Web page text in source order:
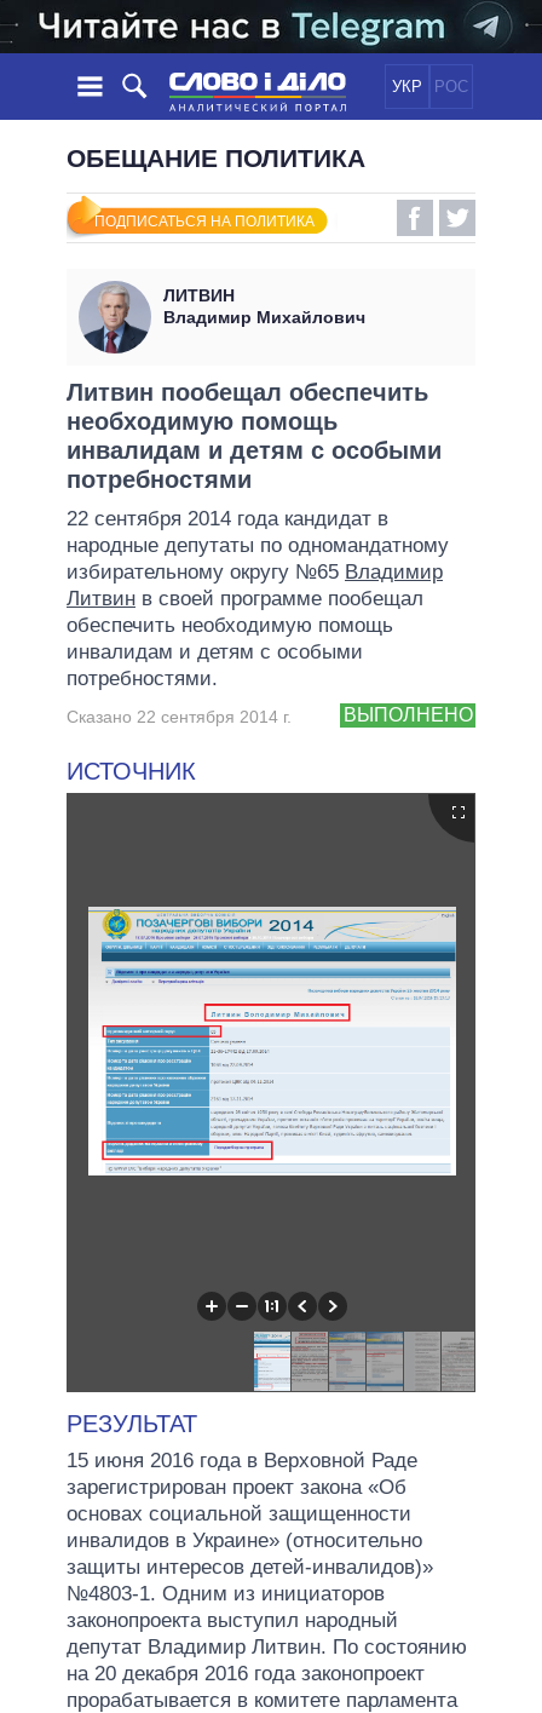
УКР РОС
НОВОСТИ
ЛЕНТА
СОБЫТИЯ
СТАТЬИ
МНЕНИЯ
ОБЗОРЫ
ДАЙДЖЕСТЫ
ПОЛИТИКА
ЭКОНОМИКА
МИР
ОБЕЩАНИЯ
ВСЕ ПОЛИТИКИ
ПРЕЗИДЕНТ И ОФИС
ВЕРХОВНАЯ РАДА
КАБИНЕТ МИНИСТРОВ
ГЛАВЫ ОБЛАДМИНИСТРАЦИЙ
МЭРЫ
ВСЕ ПЕРСОНЫ
ИНФОГРАФИКА
ПОДДЕРЖАТЬ
СРАВНЕНИЕ ПОЛИТИКОВ
ОБЕЩАНИЕ ПОЛИТИКА
ПОДПИСАТЬСЯ НА ПОЛИТИКА
ЛИТВИН
Владимир Михайлович
Литвин пообещал обеспечить
необходимую помощь
инвалидам и детям с особыми
потребностями
22 сентября 2014 года кандидат в
народные депутаты по одномандатному
избирательному округу №65 Владимир
Литвин в своей программе пообещал
обеспечить необходимую помощь
инвалидам и детям с особыми
потребностями.
ВЫПОЛНЕНО
Сказано 22 сентября 2014 г.
ИСТОЧНИК
РЕЗУЛЬТАТ
15 июня 2016 года в Верховной Раде
зарегистрирован проект закона «Об
основах социальной защищенности
инвалидов в Украине» (относительно
защиты интересов детей-инвалидов)»
№4803-1. Одним из инициаторов
законопроекта выступил народный
депутат Владимир Литвин. По состоянию
на 20 декабря 2016 года законопроект
прорабатывается в комитете парламента